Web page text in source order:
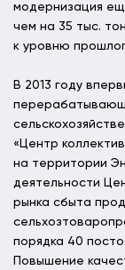
модернизация
чем на 35 тыс.
к уровню
В 2013 году
«Центр
на территории
деятельности
рынка сбыта
порядка 40
Повышение